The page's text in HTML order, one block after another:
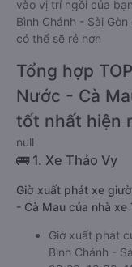
vào vị trí ngồi của
Bình Chánh - Sài
có thể sẽ rẻ hơn
Tổng hợp
Nước - Cà
tốt nhất hiện
null
🚌 1. Xe Thảo Vy
Giờ xuất phát xe
- Cà Mau của nhà xe
Giờ xuất phát
Bình Chánh -